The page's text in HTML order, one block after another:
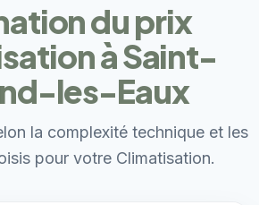
du prix
à Saint-
les-Eaux
la complexité technique et les
pour votre Climatisation.